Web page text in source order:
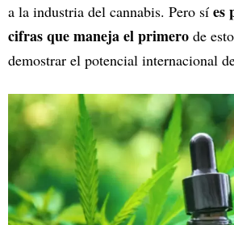
a la industria del cannabis. Pero sí es
cifras que maneja el primero de
demostrar el potencial internacional